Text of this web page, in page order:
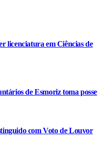
licenciatura em Ciências de
de Esmoriz toma posse
com Voto de Louvor